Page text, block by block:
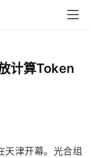
计算Token
津开幕。光合组